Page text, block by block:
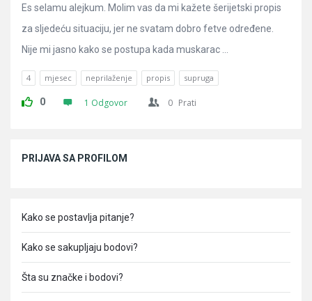
Es selamu alejkum. Molim vas da mi kažete šerijetski propis
za sljedeću situaciju, jer ne svatam dobro fetve određene.
Nije mi jasno kako se postupa kada muskarac ...
4 mjesec neprilaženje propis supruga
0 1 Odgovor 0 Prati
PRIJAVA SA PROFILOM
Kako se postavlja pitanje?
Kako se sakupljaju bodovi?
Šta su značke i bodovi?